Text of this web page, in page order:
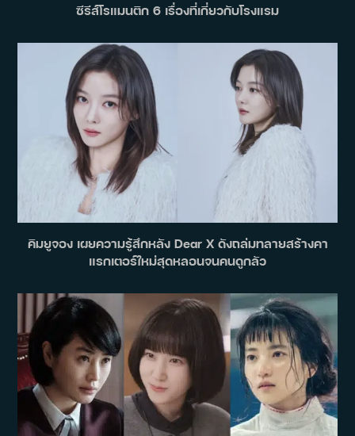
ซีรีส์โรแมนติก 6 เรื่องที่เกี่ยวกับโรงแรม
คิมยูจอง เผยความรู้สึกหลัง Dear X ดังถล่มทลายสร้างคา
แรกเตอร์ใหม่สุดหลอนจนคนดูกลัว